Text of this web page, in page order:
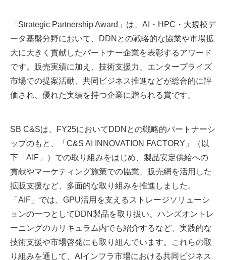
「Strategic Partnership Award」は、AI・HPC・大規模デ
ータ基盤分野において、DDNとの戦略的な協業や市場拡
大に大きく貢献したパートナー企業を表彰するアワード
です。販売実績に加え、技術支援力、エンタープライズ
市場での提案活動、共同ビジネス推進などが総合的に評
価され、優れた実績を持つ企業に贈られる賞です。
SB C&Sは、FY25においてDDNとの戦略的パートナーシ
ップのもと、「C&S AI INNOVATION FACTORY」（以
下「AIF」）での取り組みをはじめ、製品安定供給への
貢献やマーケティング施策での協業、販売網を活用した
拡販支援など、多面的な取り組みを推進しました。
「AIF」では、GPU活用を支えるストレージソリューシ
ョンの一つとしてDDN製品を取り扱い、ハンズオントレ
ーニングのカリキュラム内でも紹介するなど、実践的な
技術支援や市場啓発にも取り組んでいます。これらの取
り組みを通して、AIインフラ市場における共同ビジネス